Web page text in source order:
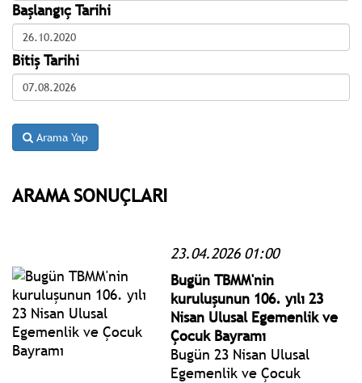
Başlangıç Tarihi
Bitiş Tarihi
Arama Yap
ARAMA SONUÇLARI
23.04.2026 01:00
Bugün TBMM'nin
kuruluşunun 106. yılı 23
Nisan Ulusal Egemenlik ve
Çocuk Bayramı
Bugün 23 Nisan Ulusal
Egemenlik ve Çocuk